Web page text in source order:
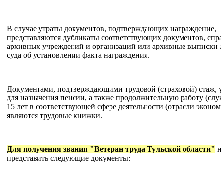
В случае утраты документов, подтверждающих награждение,
представляются дубликаты соответствующих документов,
архивных учреждений и организаций или архивные выписки
суда об установлении факта награждения.
Документами, подтверждающими трудовой (страховой) стаж,
для назначения пенсии, а также продолжительную работу
15 лет в соответствующей сфере деятельности (отрасли
являются трудовые книжки.
Для получения звания "Ветеран труда Тульской области"
представить следующие документы: